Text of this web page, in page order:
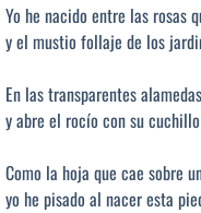
Yo he nacido entre las rosas
y el mustio follaje de los
En las transparentes
y abre el rocío con su
Como la hoja que cae sobre
yo he pisado al nacer esta